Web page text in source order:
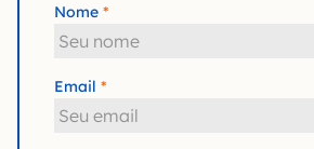
Nome
Email